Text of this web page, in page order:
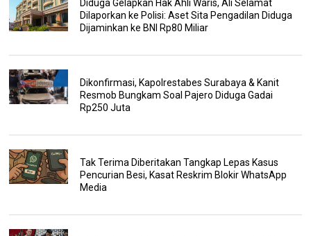
Diduga Gelapkan Hak Ahli Waris, Ali Selamat
Dilaporkan ke Polisi: Aset Sita Pengadilan Diduga
Dijaminkan ke BNI Rp80 Miliar
Dikonfirmasi, Kapolrestabes Surabaya & Kanit
Resmob Bungkam Soal Pajero Diduga Gadai
Rp250 Juta
Tak Terima Diberitakan Tangkap Lepas Kasus
Pencurian Besi, Kasat Reskrim Blokir WhatsApp
Media